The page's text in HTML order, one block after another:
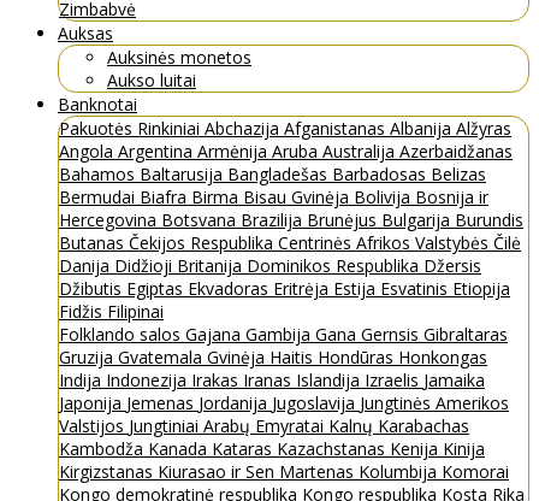
Zimbabvė
Auksas
Auksinės monetos
Aukso luitai
Banknotai
Pakuotės Rinkiniai Abchazija Afganistanas Albanija Alžyras
Angola Argentina Armėnija Aruba Australija Azerbaidžanas
Bahamos Baltarusija Bangladešas Barbadosas Belizas
Bermudai Biafra Birma Bisau Gvinėja Bolivija Bosnija ir
Hercegovina Botsvana Brazilija Brunėjus Bulgarija Burundis
Butanas Čekijos Respublika Centrinės Afrikos Valstybės Čilė
Danija Didžioji Britanija Dominikos Respublika Džersis
Džibutis Egiptas Ekvadoras Eritrėja Estija Esvatinis Etiopija
Fidžis Filipinai
Folklando salos Gajana Gambija Gana Gernsis Gibraltaras
Gruzija Gvatemala Gvinėja Haitis Hondūras Honkongas
Indija Indonezija Irakas Iranas Islandija Izraelis Jamaika
Japonija Jemenas Jordanija Jugoslavija Jungtinės Amerikos
Valstijos Jungtiniai Arabų Emyratai Kalnų Karabachas
Kambodža Kanada Kataras Kazachstanas Kenija Kinija
Kirgizstanas Kiurasao ir Sen Martenas Kolumbija Komorai
Kongo demokratinė respublika Kongo respublika Kosta Rika